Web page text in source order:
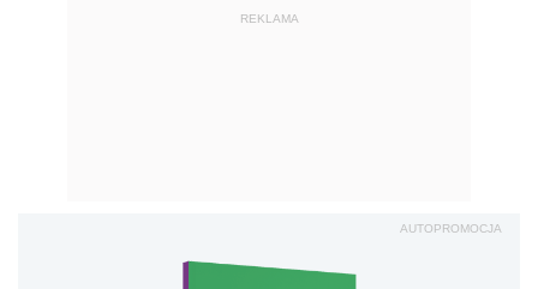
REKLAMA
AUTOPROMOCJA